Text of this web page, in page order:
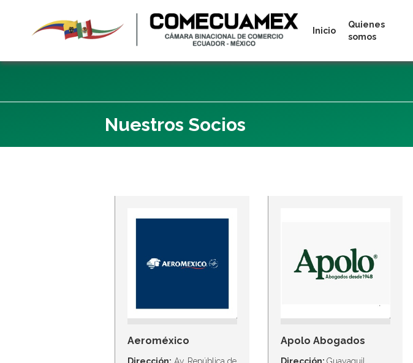
Inicio
Quienes
somos
Nuestros Socios
Aeroméxico
Dirección: Av. República de
Apolo Abogados
Dirección: Guayaquil